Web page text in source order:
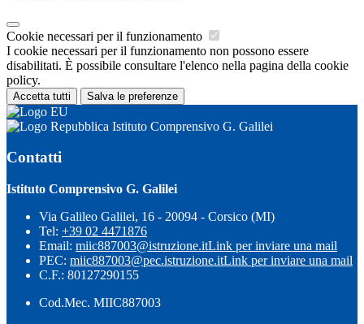
Cookie necessari per il funzionamento
I cookie necessari per il funzionamento non possono essere
disabilitati. È possibile consultare l'elenco nella pagina della cookie
policy.
Accetta tutti Salva le preferenze
Istituto Comprensivo G. Galilei
Contatti
Istituto Comprensivo G. Galilei
Via Galileo Galilei, 16 - 20094 - Corsico (MI)
Tel: +39 02 4471876
Email: miic887003@istruzione.itLink per inviare una mail
PEC: miic887003@pec.istruzione.itLink per inviare una mail
C.F.: 80127290155
Cod.Mec. MIIC887003